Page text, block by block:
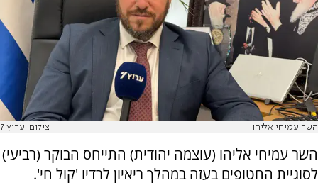
השר עמיחי אליהו צילום: ערוץ 7
השר עמיחי אליהו (עוצמה יהודית) התייחס הבוקר (רביעי)
לסוגיית החטופים בעזה במהלך ריאיון לרדיו 'קול חי'.